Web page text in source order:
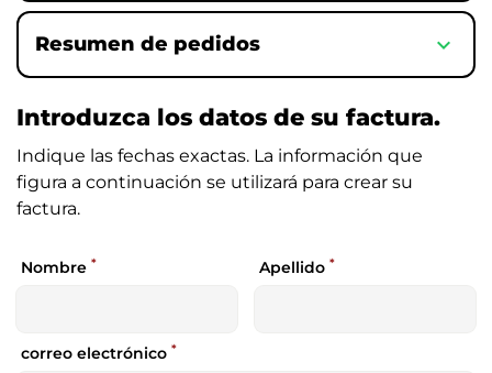
Resumen de pedidos expand_more
Introduzca los datos de su factura.
Indique las fechas exactas. La información que
figura a continuación se utilizará para crear su
factura.
Nombre * Apellido *
correo electrónico *